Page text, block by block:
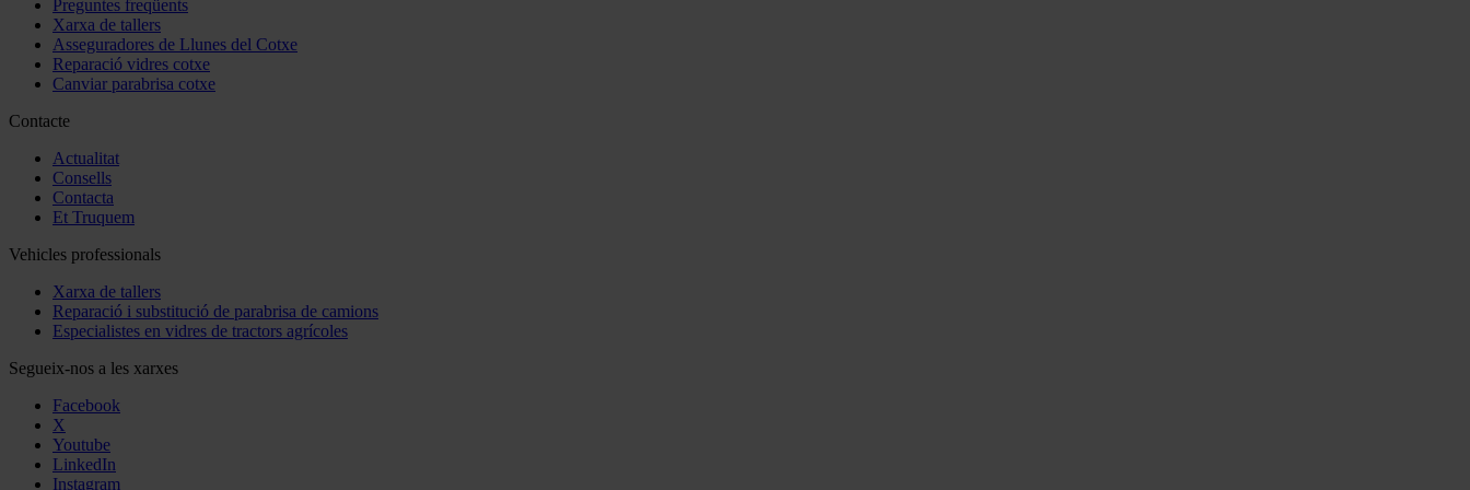
Preguntes freqüents
Xarxa de tallers
Asseguradores de Llunes del Cotxe
Reparació vidres cotxe
Canviar parabrisa cotxe
Contacte
Actualitat
Consells
Contacta
Et Truquem
Vehicles professionals
Xarxa de tallers
Reparació i substitució de parabrisa de camions
Especialistes en vidres de tractors agrícoles
Segueix-nos a les xarxes
Facebook
X
Youtube
LinkedIn
Instagram